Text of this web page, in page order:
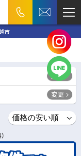
市
変更
変更